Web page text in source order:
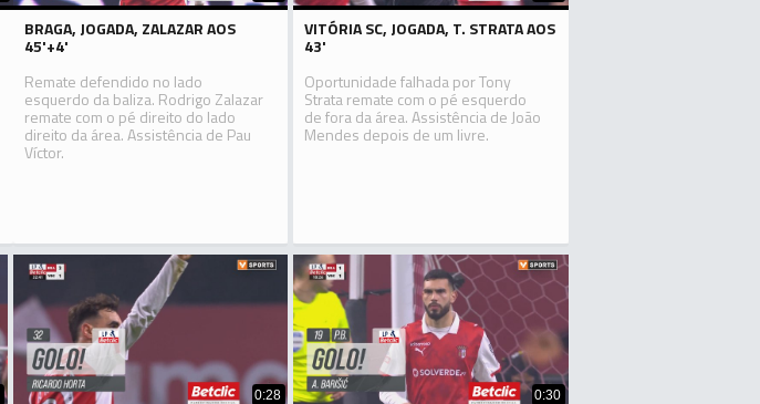
BRAGA, JOGADA, ZALAZAR AOS
45'+4'
Remate defendido no lado
esquerdo da baliza. Rodrigo Zalazar
remate com o pé direito do lado
direito da área. Assistência de Pau
Víctor.
VITÓRIA SC, JOGADA, T. STRATA AOS
43'
Oportunidade falhada por Tony
Strata remate com o pé esquerdo
de fora da área. Assistência de João
Mendes depois de um livre.
0:28 0:30